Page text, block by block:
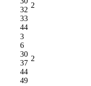
32
33
44
2
3
6
30
37
44
49
2